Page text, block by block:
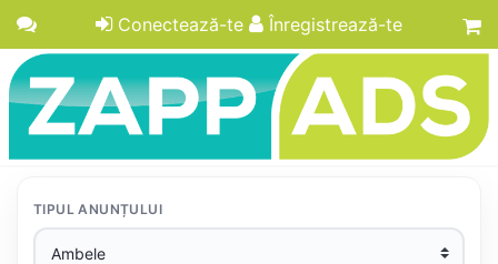
Conectează-te Înregistrează-te
TIPUL ANUNȚULUI